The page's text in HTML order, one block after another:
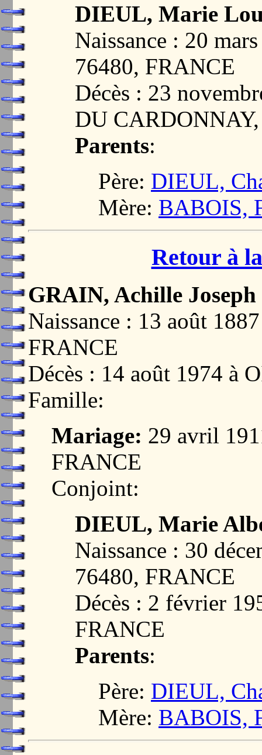
DIEUL, Marie
Naissance : 20
76480, FRANCE
Décès : 23
DU
Parents:
Père: DIEUL,
Mère: BABOIS,
Retour à
GRAIN, Achille Joseph
Naissance : 13 août
FRANCE
Décès : 14 août 1974 à
Famille:
Mariage: 29 avril
FRANCE
Conjoint:
DIEUL, Marie
Naissance : 30
76480, FRANCE
Décès : 2 février
FRANCE
Parents:
Père: DIEUL,
Mère: BABOIS,